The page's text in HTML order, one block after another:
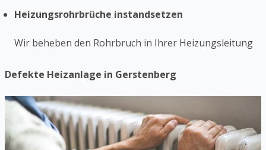
Heizungsrohrbrüche instandsetzen
Wir beheben den Rohrbruch in Ihrer Heizungsleitung
Defekte Heizanlage in Gerstenberg